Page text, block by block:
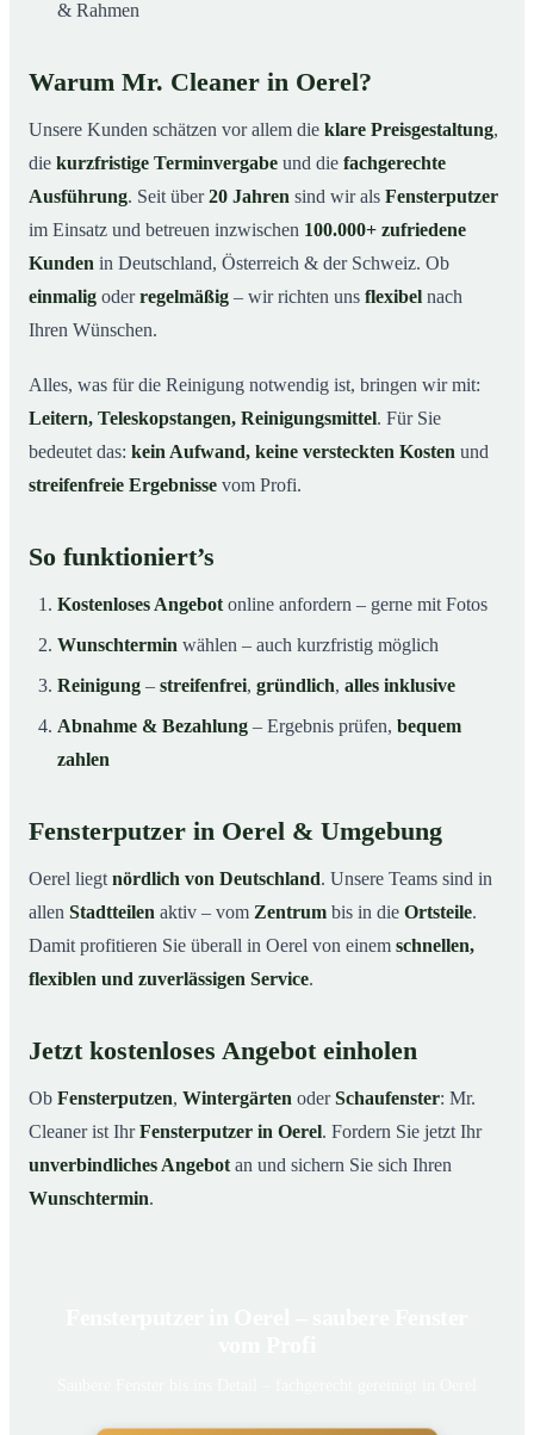
& Rahmen
Warum Mr. Cleaner in Oerel?
Unsere Kunden schätzen vor allem die klare Preisgestaltung,
die kurzfristige Terminvergabe und die fachgerechte
Ausführung. Seit über20 Jahren sind wir als Fensterputzer
im Einsatz und betreuen inzwischen 100.000+ zufriedene
Kunden in Deutschland, Österreich & der Schweiz. Ob
einmalig oderregelmäßig – wir richten uns flexibel nach
Ihren Wünschen.
Alles, was für die Reinigung notwendig ist, bringen wir mit:
Leitern, Teleskopstangen, Reinigungsmittel. Für Sie
bedeutet das: kein Aufwand, keine versteckten Kosten und
streifenfreie Ergebnisse vom Profi.
So funktioniert’s
Kostenloses Angebot online anfordern – gerne mit Fotos
Wunschtermin wählen – auch kurzfristig möglich
Reinigung – streifenfrei, gründlich, alles inklusive
Abnahme & Bezahlung – Ergebnis prüfen, bequem
zahlen
Fensterputzer in Oerel & Umgebung
Oerel liegt nördlich von Deutschland. Unsere Teams sind in
allen Stadtteilen aktiv – vom Zentrum bis in die Ortsteile.
Damit profitieren Sie überall in Oerel von einem schnellen,
flexiblen und zuverlässigen Service.
Jetzt kostenloses Angebot einholen
Ob Fensterputzen, Wintergärten oderSchaufenster: Mr.
Cleaner ist IhrFensterputzer in Oerel. Fordern Sie jetzt Ihr
unverbindliches Angebot an und sichern Sie sich Ihren
Wunschtermin.